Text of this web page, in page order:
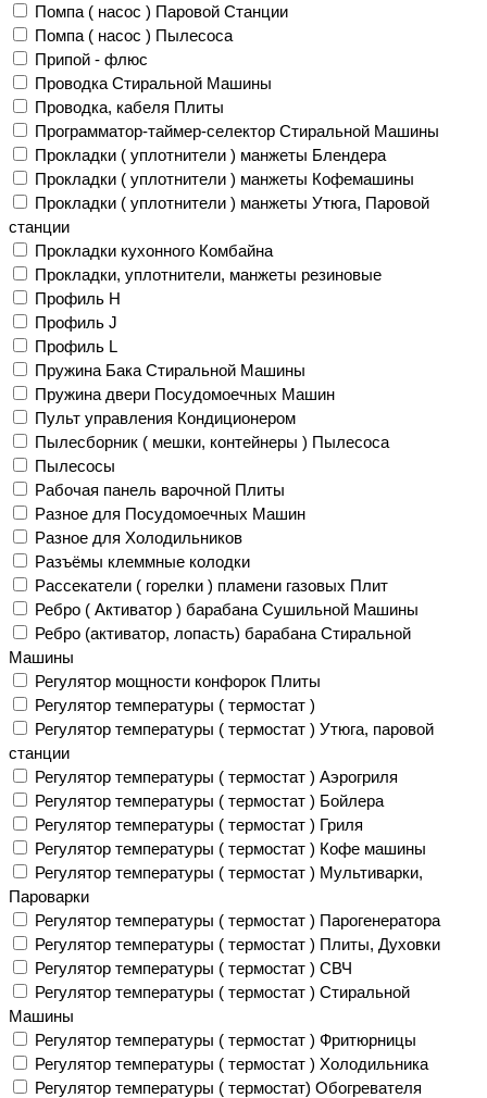
Помпа ( насос ) Паровой Станции
Помпа ( насос ) Пылесоса
Припой - флюс
Проводка Стиральной Машины
Проводка, кабеля Плиты
Программатор-таймер-селектор Стиральной Машины
Прокладки ( уплотнители ) манжеты Блендера
Прокладки ( уплотнители ) манжеты Кофемашины
Прокладки ( уплотнители ) манжеты Утюга, Паровой
станции
Прокладки кухонного Комбайна
Прокладки, уплотнители, манжеты резиновые
Профиль H
Профиль J
Профиль L
Пружина Бака Стиральной Машины
Пружина двери Посудомоечных Машин
Пульт управления Кондиционером
Пылесборник ( мешки, контейнеры ) Пылесоса
Пылесосы
Рабочая панель варочной Плиты
Разное для Посудомоечных Машин
Разное для Холодильников
Разъёмы клеммные колодки
Рассекатели ( горелки ) пламени газовых Плит
Ребро ( Активатор ) барабана Сушильной Машины
Ребро (активатор, лопасть) барабана Стиральной
Машины
Регулятор мощности конфорок Плиты
Регулятор температуры ( термостат )
Регулятор температуры ( термостат ) Утюга, паровой
станции
Регулятор температуры ( термостат ) Аэрогриля
Регулятор температуры ( термостат ) Бойлера
Регулятор температуры ( термостат ) Гриля
Регулятор температуры ( термостат ) Кофе машины
Регулятор температуры ( термостат ) Мультиварки,
Пароварки
Регулятор температуры ( термостат ) Парогенератора
Регулятор температуры ( термостат ) Плиты, Духовки
Регулятор температуры ( термостат ) СВЧ
Регулятор температуры ( термостат ) Стиральной
Машины
Регулятор температуры ( термостат ) Фритюрницы
Регулятор температуры ( термостат ) Холодильника
Регулятор температуры ( термостат) Обогревателя